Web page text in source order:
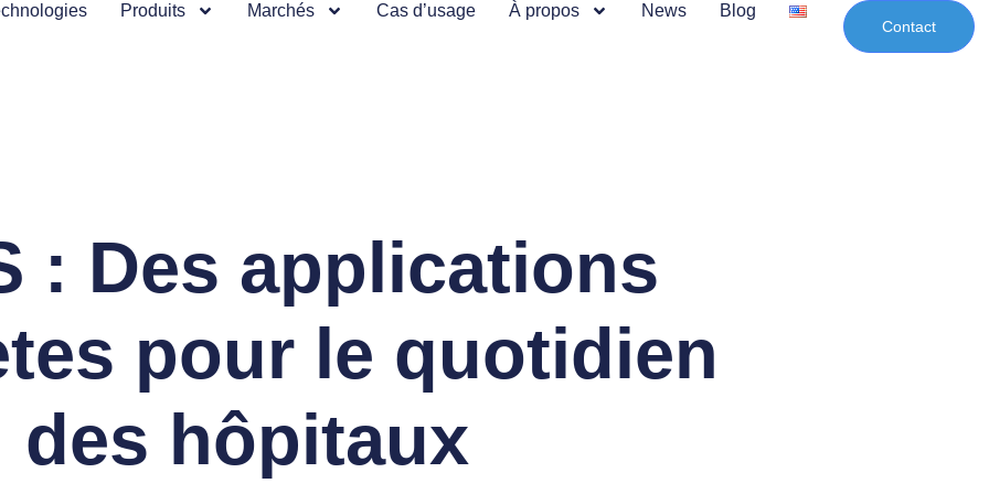
Produits Marchés Cas d’usage À propos News Blog
Contact
: Des applications
pour le quotidien
des hôpitaux